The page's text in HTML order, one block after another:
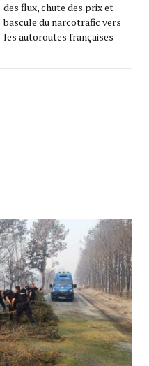
des flux, chute des prix et
bascule du narcotrafic vers
les autoroutes françaises